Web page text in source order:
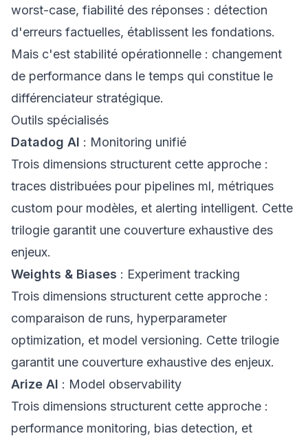
worst-case, fiabilité des réponses : détection
d'erreurs factuelles, établissent les fondations.
Mais c'est stabilité opérationnelle : changement
de performance dans le temps qui constitue le
différenciateur stratégique.
Outils spécialisés
Datadog AI : Monitoring unifié
Trois dimensions structurent cette approche :
traces distribuées pour pipelines ml, métriques
custom pour modèles, et alerting intelligent. Cette
trilogie garantit une couverture exhaustive des
enjeux.
Weights & Biases : Experiment tracking
Trois dimensions structurent cette approche :
comparaison de runs, hyperparameter
optimization, et model versioning. Cette trilogie
garantit une couverture exhaustive des enjeux.
Arize AI : Model observability
Trois dimensions structurent cette approche :
performance monitoring, bias detection, et